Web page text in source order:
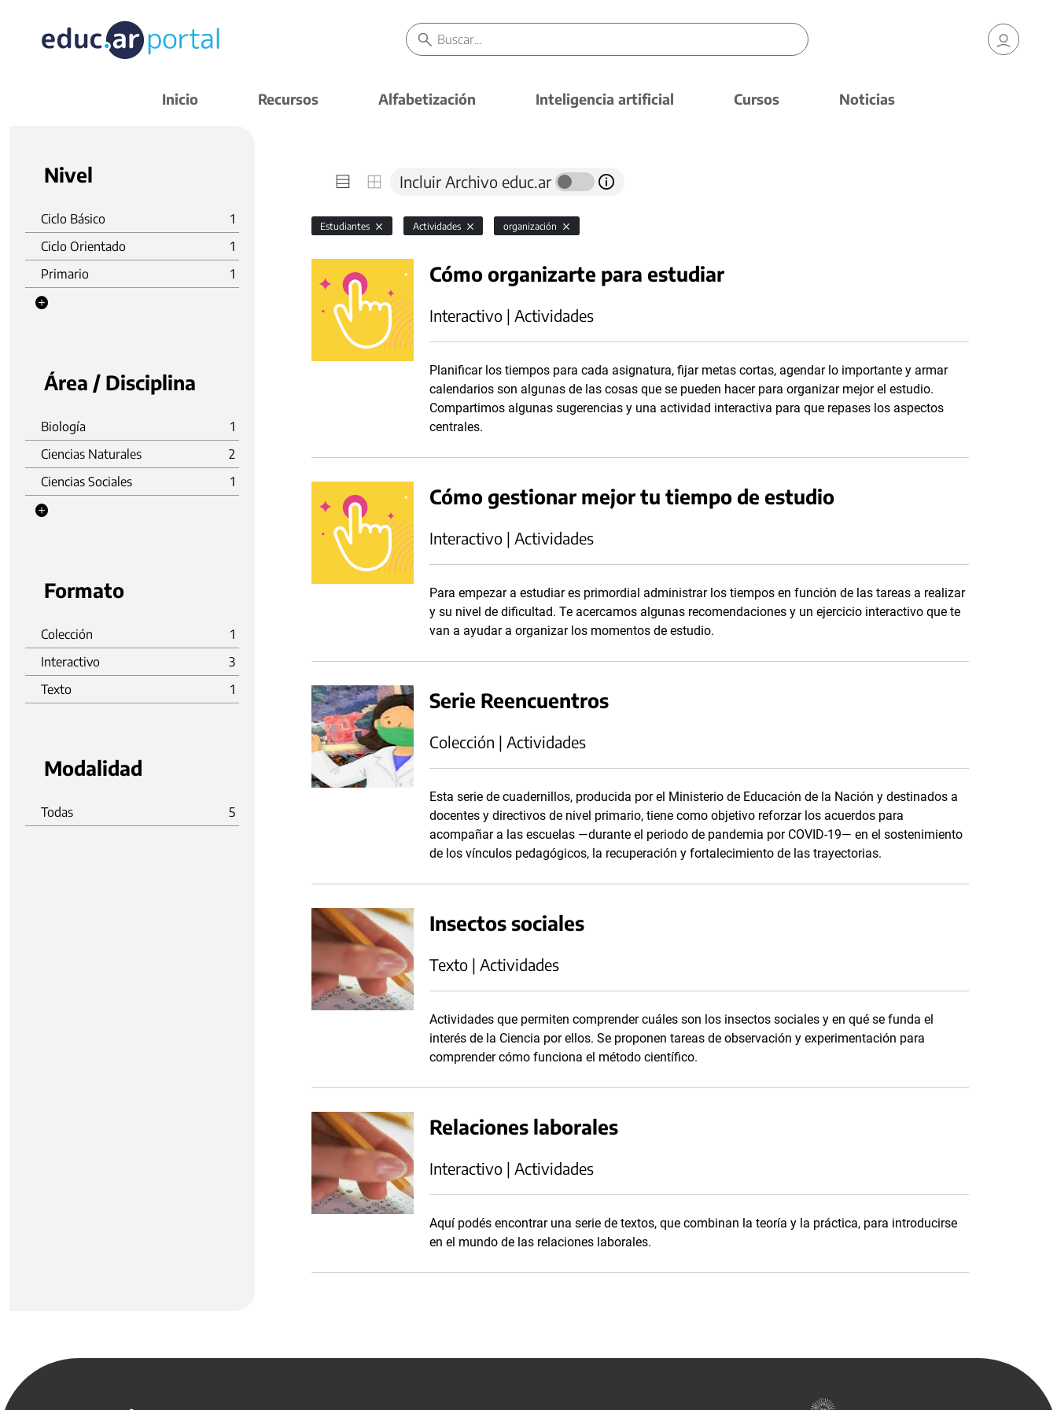
Inicio Recursos Alfabetización Inteligencia artificial Cursos Noticias
Nivel
Ciclo Básico
1
Ciclo Orientado
1
Primario
1
Área / Disciplina
Biología
1
Ciencias Naturales
2
Ciencias Sociales
1
Formato
Colección
1
Interactivo
3
Texto
1
Modalidad
Todas 5
Incluir Archivo educ.ar
Estudiantes Actividades organización
Cómo organizarte para estudiar
Interactivo | Actividades
Planificar los tiempos para cada asignatura, fijar metas cortas, agendar lo importante y armar
calendarios son algunas de las cosas que se pueden hacer para organizar mejor el estudio.
Compartimos algunas sugerencias y una actividad interactiva para que repases los aspectos
centrales.
Cómo gestionar mejor tu tiempo de estudio
Interactivo | Actividades
Para empezar a estudiar es primordial administrar los tiempos en función de las tareas a realizar
y su nivel de dificultad. Te acercamos algunas recomendaciones y un ejercicio interactivo que te
van a ayudar a organizar los momentos de estudio.
Serie Reencuentros
Colección | Actividades
Esta serie de cuadernillos, producida por el Ministerio de Educación de la Nación y destinados a
docentes y directivos de nivel primario, tiene como objetivo reforzar los acuerdos para
acompañar a las escuelas —durante el periodo de pandemia por COVID-19— en el sostenimiento
de los vínculos pedagógicos, la recuperación y fortalecimiento de las trayectorias.
Insectos sociales
Texto | Actividades
Actividades que permiten comprender cuáles son los insectos sociales y en qué se funda el
interés de la Ciencia por ellos. Se proponen tareas de observación y experimentación para
comprender cómo funciona el método científico.
Relaciones laborales
Interactivo | Actividades
Aquí podés encontrar una serie de textos, que combinan la teoría y la práctica, para introducirse
en el mundo de las relaciones laborales.